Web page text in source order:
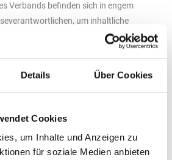
Details Über Cookies
Cookies
um Inhalte und Anzeigen zu
für soziale Medien anbieten
Verbands befinden sich in engem
um inhaltliche
Themenwelt Wasserpfeife sowie weitere
geben. Das trägt dazu bei, auch in
zu können.
der Westfalenhallen
die Wichtigkeit der Partnerschaft:
Bundesverband Wasserpfeifentabak